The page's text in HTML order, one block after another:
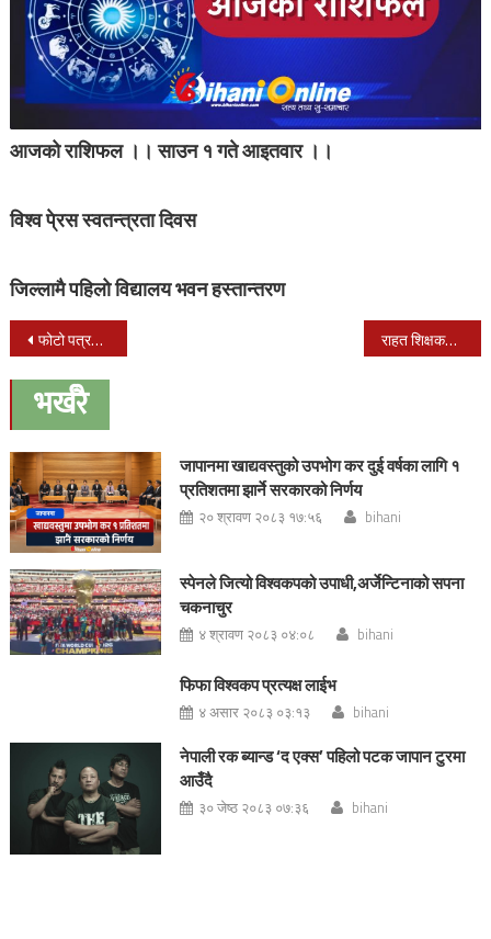
आजको राशिफल ।। साउन १ गते आइतवार ।।
विश्व पे्रस स्वतन्त्रता दिवस
जिल्लामै पहिलो विद्यालय भवन हस्तान्तरण
Post
navigation
फोटो पत्रकार स्कन्द गौतम सम्मानित राहत शिक्षकद्वारा मुख्य मन्त्रीलाइ ज्ञापनपत्र
भर्खरै
जापानमा खाद्यवस्तुको उपभोग कर दुई वर्षका लागि १
प्रतिशतमा झार्ने सरकारको निर्णय
२० श्रावण २०८३ १७:५६ bihani
स्पेनले जित्यो विश्वकपको उपाधी,अर्जेन्टिनाको सपना
चकनाचुर
४ श्रावण २०८३ ०४:०८ bihani
फिफा विश्वकप प्रत्यक्ष लाईभ
४ असार २०८३ ०३:१३ bihani
नेपाली रक ब्यान्ड ‘द एक्स’ पहिलो पटक जापान टुरमा
आउँदै
३० जेष्ठ २०८३ ०७:३६ bihani